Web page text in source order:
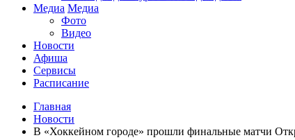
Медиа Медиа
Фото
Видео
Новости
Афиша
Сервисы
Расписание
Главная
Новости
В «Хоккейном городе» прошли финальные матчи